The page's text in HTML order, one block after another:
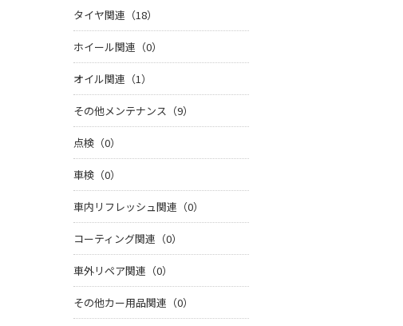
タイヤ関連（18）
ホイール関連（0）
オイル関連（1）
その他メンテナンス（9）
点検（0）
車検（0）
車内リフレッシュ関連（0）
コーティング関連（0）
車外リペア関連（0）
その他カー用品関連（0）